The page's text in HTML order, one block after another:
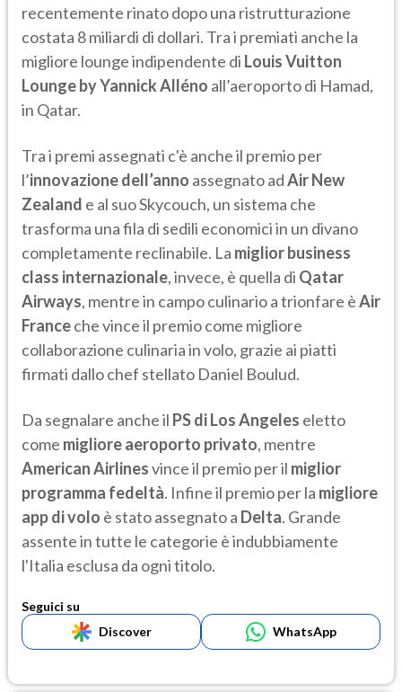
recentemente rinato dopo una ristrutturazione
costata 8 miliardi di dollari. Tra i premiati anche la
migliore lounge indipendente di Louis Vuitton
Lounge by Yannick Alléno all’aeroporto di Hamad,
in Qatar.
Tra i premi assegnati c'è anche il premio per
l’innovazione dell’anno assegnato adAir New
Zealand e al suo Skycouch, un sistema che
trasforma una fila di sedili economici in un divano
completamente reclinabile. La miglior business
class internazionale, invece, è quella di Qatar
Airways, mentre in campo culinario a trionfare èAir
Franceche vince il premio come migliore
collaborazione culinaria in volo, grazie ai piatti
firmati dallo chef stellato Daniel Boulud.
Da segnalare anche il PS di Los Angeles eletto
come migliore aeroporto privato, mentre
American Airlinesvince il premio per il miglior
programma fedeltà. Infine il premio per la migliore
app di volo è stato assegnato a Delta. Grande
assente in tutte le categorie è indubbiamente
l'Italia esclusa da ogni titolo.
Seguici su
Discover
WhatsApp